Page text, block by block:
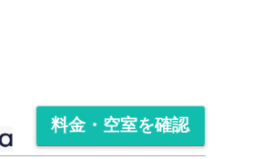
料金・空室を確認